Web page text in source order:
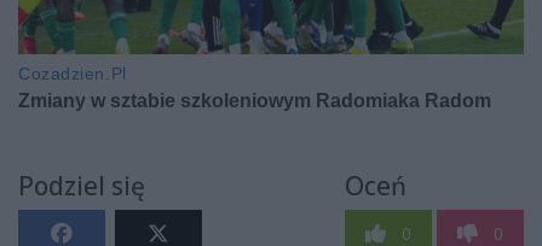
Podziel się Oceń
0 0